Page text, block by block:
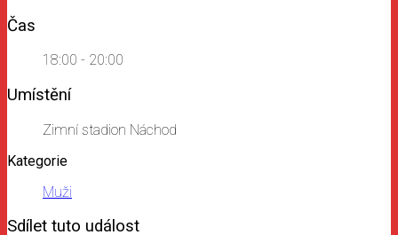
Čas
18:00 - 20:00
Umístění
Zimní stadion Náchod
Kategorie
Muži
Sdílet tuto událost